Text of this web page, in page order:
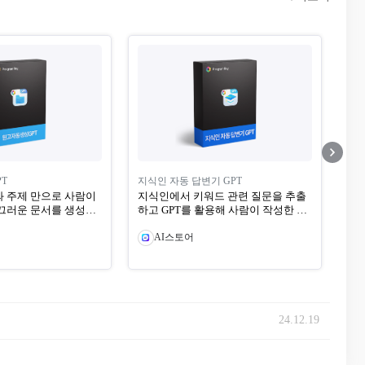
주제 만으로 사람이
생성하
지식인 자동 답변기 GPT
지식인에서 키워드 관련 질문을 추출
하고 GPT를 활용해 사람이 작성한 것
AI스토어
24.12.19